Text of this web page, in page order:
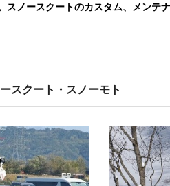
ノースクートのカスタム、メンテ
スクート・スノーモト